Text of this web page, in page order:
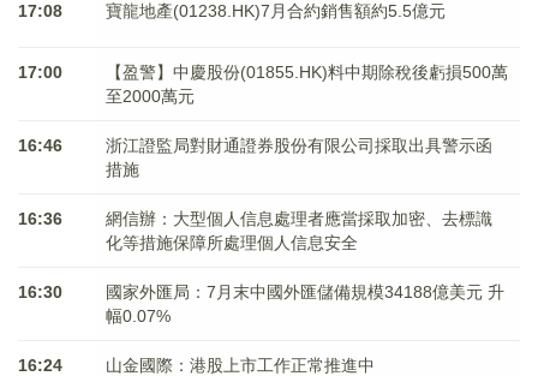
17:08 寶龍地產(01238.HK)7月合約銷售額約5.5億元
17:00
【盈警】中慶股份(01855.HK)料中期除稅後虧損500萬
至2000萬元
16:46
浙江證監局對財通證券股份有限公司採取出具警示函
措施
16:36
網信辦：大型個人信息處理者應當採取加密、去標識
化等措施保障所處理個人信息安全
16:30
國家外匯局：7月末中國外匯儲備規模34188億美元 升
幅0.07%
16:24 山金國際：港股上市工作正常推進中